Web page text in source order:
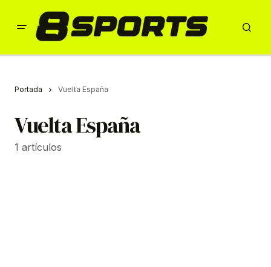
Portada Vuelta España
Vuelta España
1 artículos